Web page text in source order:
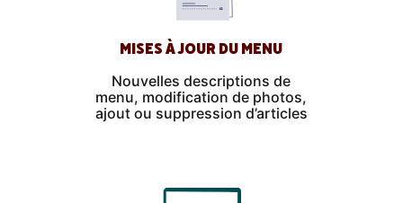
MISES À JOUR DU MENU
Nouvelles descriptions de
menu, modification de photos,
ajout ou suppression d’articles